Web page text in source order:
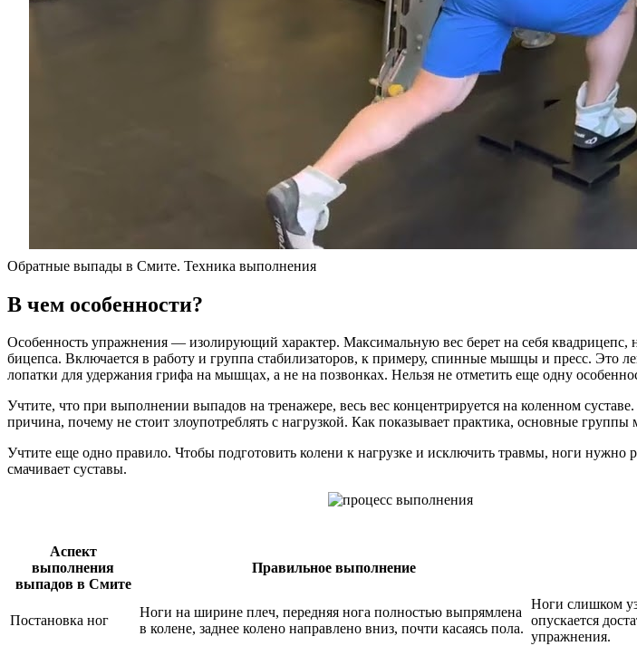
Обратные выпады в Смите. Техника выполнения
В чем особенности?
Особенность упражнения — изолирующий характер. Максимальную вес берет на себя
бицепса. Включается в работу и группа стабилизаторов, к примеру, спинные мышцы и пресс. Это
лопатки для удержания грифа на мышцах, а не на позвонках. Нельзя не отметить еще одну
Учтите, что при выполнении выпадов на тренажере, весь вес концентрируется на коленном
причина, почему не стоит злоупотреблять с нагрузкой. Как показывает практика, основные
Учтите еще одно правило. Чтобы подготовить колени к нагрузке и исключить травмы, ноги нужно
смачивает суставы.
Аспект
выполнения
выпадов в Смите
Правильное выполнение
Постановка ног
Ноги на ширине плеч, передняя нога полностью выпрямлена
в колене, заднее колено направлено вниз, почти касаясь пола.
Ноги слишком
опускается
упражнения.